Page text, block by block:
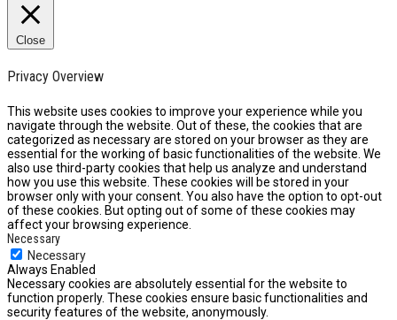
Close
Privacy Overview
This website uses cookies to improve your experience while you
navigate through the website. Out of these, the cookies that are
categorized as necessary are stored on your browser as they are
essential for the working of basic functionalities of the website. We
also use third-party cookies that help us analyze and understand
how you use this website. These cookies will be stored in your
browser only with your consent. You also have the option to opt-out
of these cookies. But opting out of some of these cookies may
affect your browsing experience.
Necessary
Necessary
Always Enabled
Necessary cookies are absolutely essential for the website to
function properly. These cookies ensure basic functionalities and
security features of the website, anonymously.